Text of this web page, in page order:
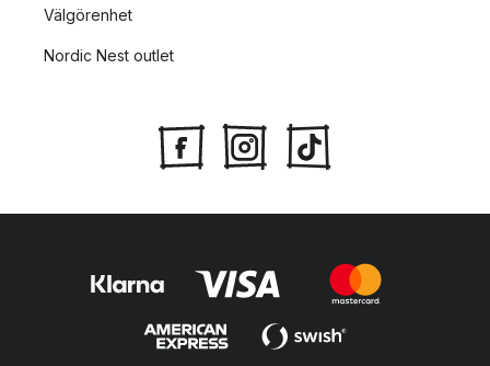
Välgörenhet
Nordic Nest outlet